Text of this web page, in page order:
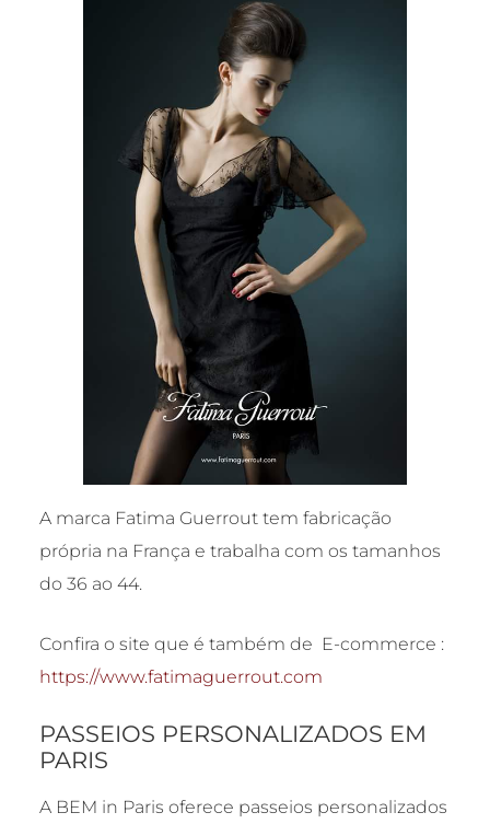
A marca Fatima Guerrout tem fabricação
própria na França e trabalha com os tamanhos
do 36 ao 44.
Confira o site que é também de E-commerce :
https://www.fatimaguerrout.com
PASSEIOS PERSONALIZADOS EM
PARIS
A BEM in Paris oferece passeios personalizados